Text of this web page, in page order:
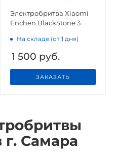
Электробритва Xiaomi
Enchen BlackStone 3
На складе (от 1 дня)
1 500 руб.
ЗАКАЗАТЬ
г. Самара